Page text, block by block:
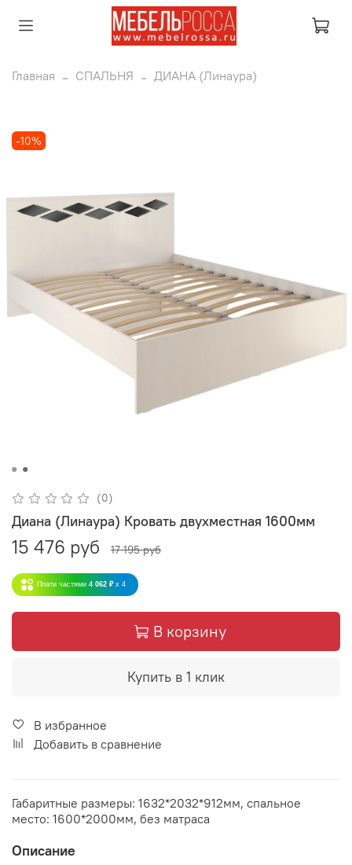
Главная СПАЛЬНЯ ДИАНА (Линаура)
-10%
(0)
Диана (Линаура) Кровать двухместная 1600мм
15 476 руб 17 195 руб
Плати частями 4 062 ₽ x 4
В корзину
Купить в 1 клик
В избранное
Добавить в сравнение
Габаритные размеры: 1632*2032*912мм, спальное
место: 1600*2000мм, без матраса
Описание